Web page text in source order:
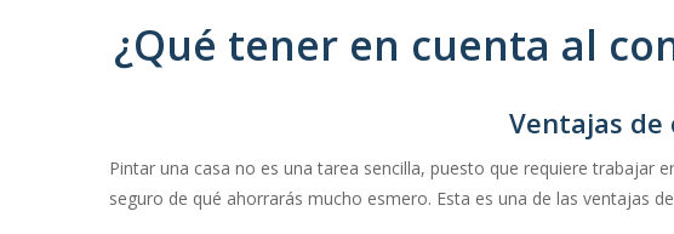
¿Qué tener en cuenta al
Ventajas
Pintar una casa no es una tarea sencilla, puesto que requiere
seguro de qué ahorrarás mucho esmero. Esta es una de las ventajas